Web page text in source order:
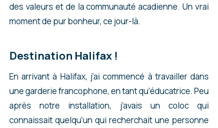
des valeurs et de la communauté acadienne. Un vrai
moment de pur bonheur, ce jour-là.
Destination Halifax !
En arrivant à Halifax, j’ai commencé à travailler dans
une garderie francophone, en tant qu’éducatrice. Peu
après notre installation, j’avais un coloc qui
connaissait quelqu’un qui recherchait une personne